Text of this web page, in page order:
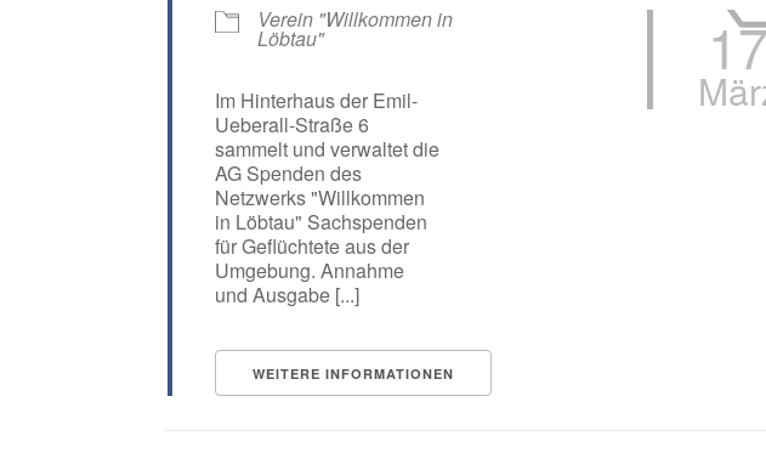
Verein "Willkommen in
Löbtau"
Im Hinterhaus der Emil-
Ueberall-Straße 6
sammelt und verwaltet die
AG Spenden des
Netzwerks "Willkommen
in Löbtau" Sachspenden
für Geflüchtete aus der
Umgebung. Annahme
und Ausgabe [...]
WEITERE INFORMATIONEN